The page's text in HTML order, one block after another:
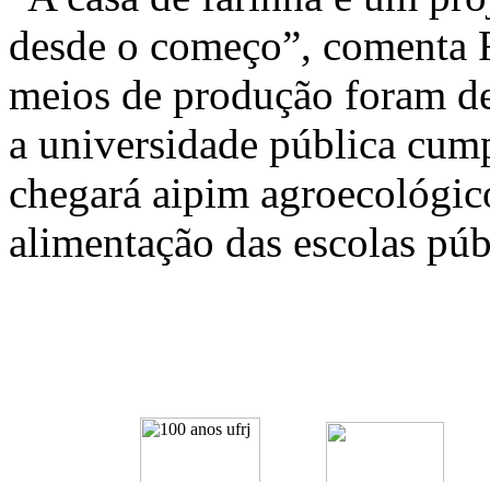
desde o começo”, comenta
meios de produção foram
a universidade pública
chegará aipim
alimentação das escolas